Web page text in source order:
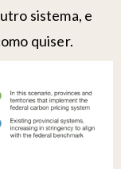
sistema, e
quiser.